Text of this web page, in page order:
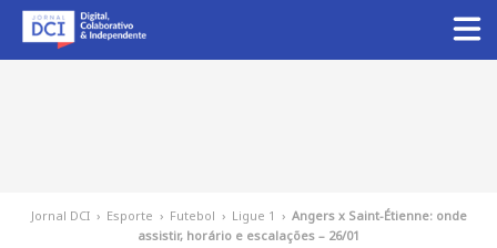
Jornal DCI › Esporte › Futebol › Ligue 1 › Angers x Saint-Étienne: onde
assistir, horário e escalações – 26/01